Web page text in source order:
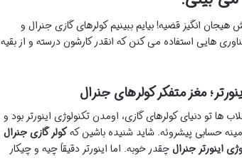
هیجان انگیز قضیه! بیایم ببینیم کولرهای گازی جنرال و
هایی استفاده می کنن که انقدر کارشون درسته و از بقیه
مغز متفکر کولرهای جنرال
ها تو دنیای کولرهای گازی، اومدن تکنولوژی اینورتر بود و
حسابی پیشروئه. شاید شنیده باشین کهکولر گازی جنرال
اینورتر جنرالچقدر خوبه. اما اینورتر دقیقاً چیه و چیکار